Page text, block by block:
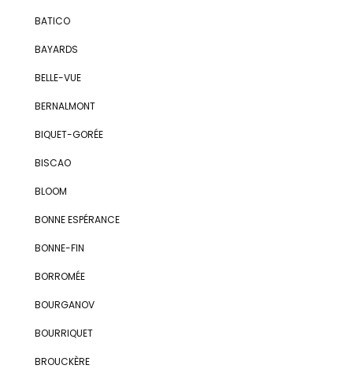
BATICO
BAYARDS
BELLE-VUE
BERNALMONT
BIQUET-GORÉE
BISCAO
BLOOM
BONNE ESPÉRANCE
BONNE-FIN
BORROMÉE
BOURGANOV
BOURRIQUET
BROUCKÈRE